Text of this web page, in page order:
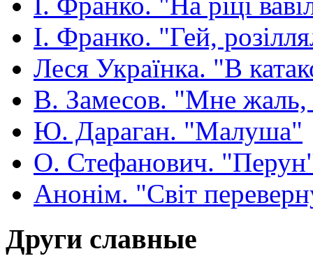
І. Франко. "Гей,
Леся Українка. "В
В. Замесов. "Мне жаль,
Ю. Дараган. "Малуша"
О. Стефанович.
Анонім. "Світ
Други славные